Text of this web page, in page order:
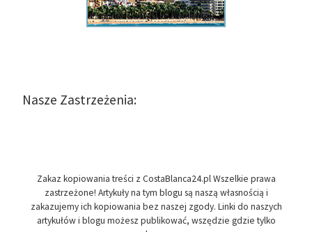
Nasze Zastrzeżenia:
Zakaz kopiowania treści z CostaBlanca24.pl Wszelkie prawa
zastrzeżone! Artykuły na tym blogu są naszą własnością i
zakazujemy ich kopiowania bez naszej zgody. Linki do naszych
artykułów i blogu możesz publikować, wszędzie gdzie tylko